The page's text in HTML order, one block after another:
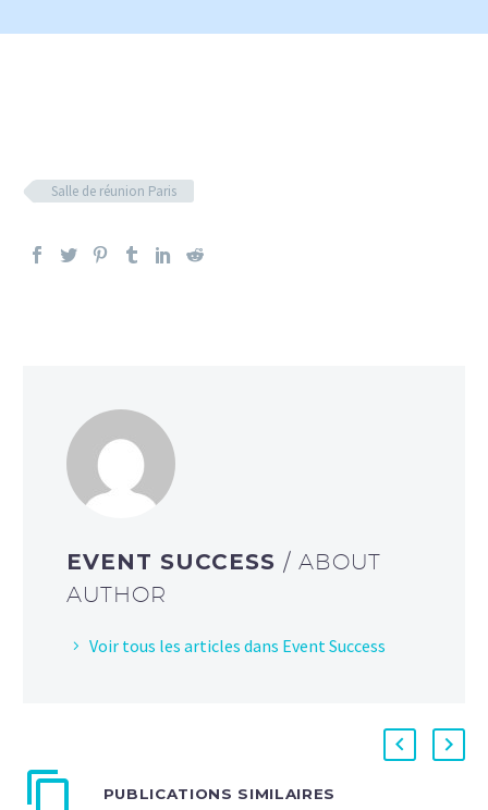
Salle de réunion Paris
EVENT SUCCESS / ABOUT
AUTHOR
Voir tous les articles dans Event Success
PUBLICATIONS SIMILAIRES